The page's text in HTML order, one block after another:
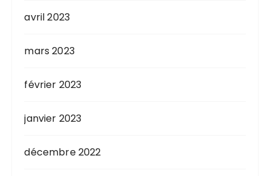
avril 2023
mars 2023
février 2023
janvier 2023
décembre 2022